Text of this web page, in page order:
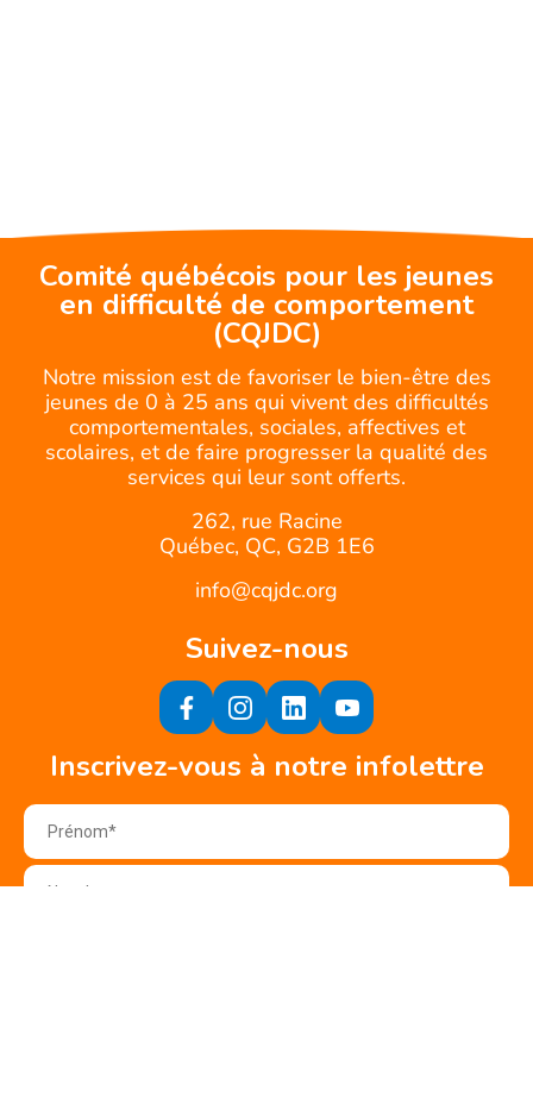
Comité québécois pour les jeunes
en difficulté de comportement
(CQJDC)
Notre mission est de favoriser le bien-être des
jeunes de 0 à 25 ans qui vivent des difficultés
comportementales, sociales, affectives et
scolaires, et de faire progresser la qualité des
services qui leur sont offerts.
262, rue Racine
Québec, QC, G2B 1E6
info@cqjdc.org
Suivez-nous
Inscrivez-vous à notre infolettre